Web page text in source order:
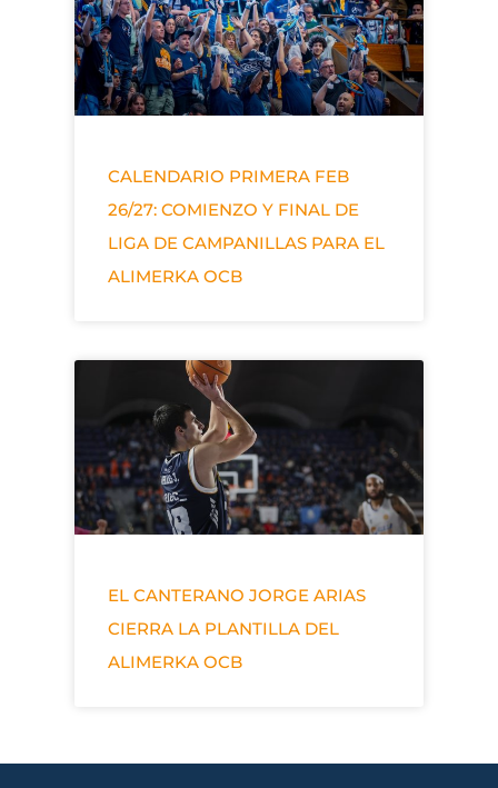
CALENDARIO PRIMERA FEB
26/27: COMIENZO Y FINAL DE
LIGA DE CAMPANILLAS PARA EL
ALIMERKA OCB
EL CANTERANO JORGE ARIAS
CIERRA LA PLANTILLA DEL
ALIMERKA OCB